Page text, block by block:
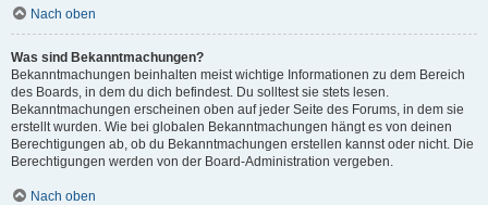
Nach oben
Was sind Bekanntmachungen?
Bekanntmachungen beinhalten meist wichtige Informationen zu dem Bereich
des Boards, in dem du dich befindest. Du solltest sie stets lesen.
Bekanntmachungen erscheinen oben auf jeder Seite des Forums, in dem sie
erstellt wurden. Wie bei globalen Bekanntmachungen hängt es von deinen
Berechtigungen ab, ob du Bekanntmachungen erstellen kannst oder nicht. Die
Berechtigungen werden von der Board-Administration vergeben.
Nach oben